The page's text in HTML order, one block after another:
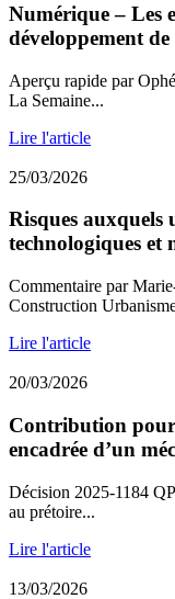
Numérique – Les
développement
Aperçu rapide par
La Semaine...
Lire l'article
25/03/2026
Risques auxquels
technologiques et
Commentaire par
Construction
Lire l'article
20/03/2026
Contribution
encadrée d’un
Décision 2025-1184
au prétoire...
Lire l'article
13/03/2026